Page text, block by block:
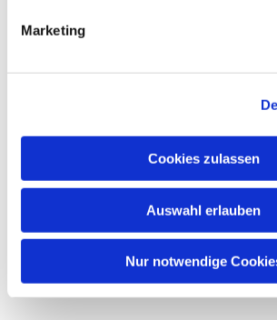
Marketing
Cookies zulassen
Auswahl erlauben
Nur notwendige
Kassel